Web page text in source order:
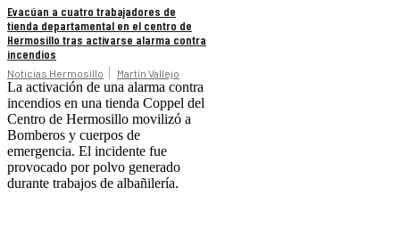
Evacúan a cuatro trabajadores de
tienda departamental en el centro de
Hermosillo tras activarse alarma contra
incendios
Noticias Hermosillo Martín Vallejo
La activación de una alarma contra
incendios en una tienda Coppel del
Centro de Hermosillo movilizó a
Bomberos y cuerpos de
emergencia. El incidente fue
provocado por polvo generado
durante trabajos de albañilería.